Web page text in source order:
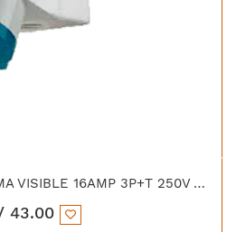
[104] MENNEKES TOMA VISIBLE 16AMP 3P+T 250V AZUL 9H IP44 LIBRE DE HALOGENO
43.00